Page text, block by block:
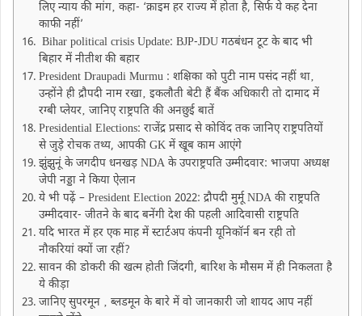
लिए न्याय की मांग‚ कहा- ‘क्राइम हर राज्य में होता है, सिर्फ ये कह देना
काफी नहीं’
Bihar political crisis Update: BJP-JDU गठबंधन टूट के बाद भी
बिहार में नीतीश की बहार
President Draupadi Murmu : शक्षिका को पुटी नाम पसंद नहीं था‚
उन्होंने ही द्रौपदी नाम रखा‚ इकलौती बेटी हैं बैंक अधिकारी तो दामाद में
रग्बी प्लेयर‚ जानिए राष्ट्रपति की अनछुई बातें
Presidential Elections: राजेंद्र प्रसाद से कोविंद तक जानिए राष्ट्रपतियों
से जुड़े रोचक तथ्य, आपकी GK में खूब काम आएंगे
झुंझुनूं के जगदीप धनखड़ NDA के उपराष्ट्रपति उम्मीदवार: भाजपा अध्यक्ष
जेपी नड्डा ने किया ऐलान
ये भी पढ़ें – President Election 2022: द्रौपदी मुर्मू NDA की राष्ट्रपति
उम्मीदवार- जीतने के बाद बनेंगी देश की पहली आदिवासी राष्ट्रपति
यदि भारत में हर एक माह में स्टार्टअप कंपनी यूनिकॉर्न बन रही तो
नौकरियां क्यों जा रहीं?
सावन की डोकरी की खत्म होती जिंदगी, बारिश के मौसम में ही निकलता है
ये कीड़ा
जानिए सुपरमून ‚ ब्लडमून के बारे में वो जानकारी जो शायद आप नहीं